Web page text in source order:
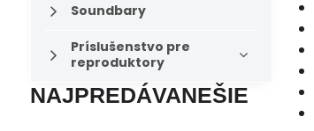
Soundbary
Príslušenstvo pre
reproduktory
NAJPREDÁVANEŠIE